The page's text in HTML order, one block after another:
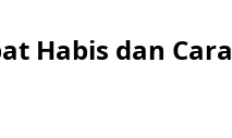
Habis dan Cara